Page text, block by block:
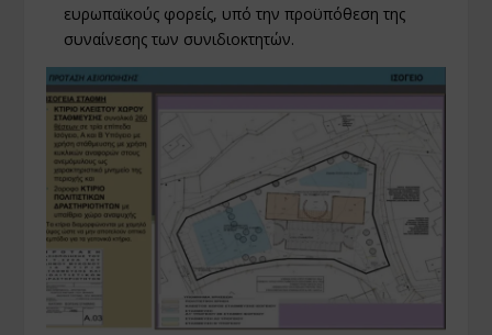
ευρωπαϊκούς φορείς, υπό την προϋπόθεση της
συναίνεσης των συνιδιοκτητών.